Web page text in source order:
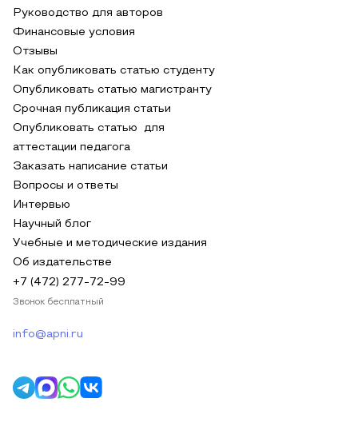
Руководство для авторов
Финансовые условия
Отзывы
Как опубликовать статью студенту
Опубликовать статью магистранту
Срочная публикация статьи
Опубликовать статью для
аттестации педагога
Заказать написание статьи
Вопросы и ответы
Интервью
Научный блог
Учебные и методические издания
Об издательстве
+7 (472) 277-72-99
Звонок бесплатный
info@apni.ru